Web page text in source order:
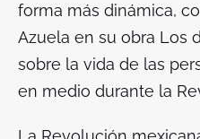
forma más dinámica,
Azuela en su obra Los
sobre la vida de las
en medio durante la